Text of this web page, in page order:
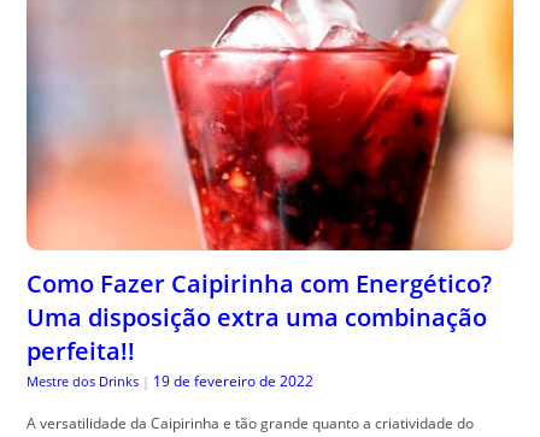
Como Fazer Caipirinha com Energético?
Uma disposição extra uma combinação
perfeita!!
Mestre dos Drinks | 19 de fevereiro de 2022
A versatilidade da Caipirinha e tão grande quanto a criatividade do